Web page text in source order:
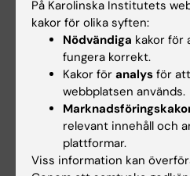
ARTICLE:THROMBOSIS
2013;132(1):77-80
Pneumatic tube
function measured by
aggregometry
Thalen S; Forsling I;
Antovic JP
På Karolinska Institutets
kakor för olika syften:
Nödvändiga kakor för
fungera korrekt.
Kakor för analys för
webbplatsen används.
relevant innehåll och
plattformar.
Viss information kan